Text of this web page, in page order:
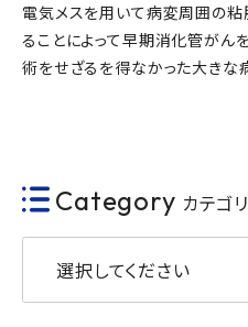
電気メスを用いて病変周囲の
ることによって早期消化管がん
術をせざるを得なかった大きな
Category カテゴリ
選択してください